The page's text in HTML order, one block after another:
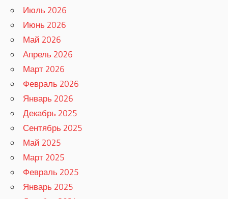
Июль 2026
Июнь 2026
Май 2026
Апрель 2026
Март 2026
Февраль 2026
Январь 2026
Декабрь 2025
Сентябрь 2025
Май 2025
Март 2025
Февраль 2025
Январь 2025